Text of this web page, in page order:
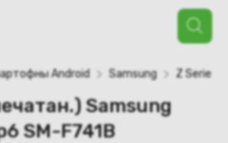
Поиск
товаров
Android Samsung Z Series
Samsung
SM-F741B